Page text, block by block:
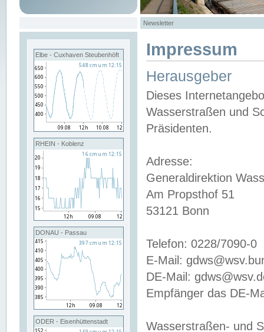
Newsletter
Elbe - Cuxhaven Steubenhöft
RHEIN - Koblenz
DONAU - Passau
ODER - Eisenhüttenstadt
Impressum
Herausgeber
Dieses
Wasserstraßen und
Präsidenten.
Adresse:
Generaldirektion
Am Propsthof 51
53121 Bonn
Telefon: 0228/7090-0
E-Mail:
DE-Mail:
Empfänger das DE-
Wasserstraßen- und